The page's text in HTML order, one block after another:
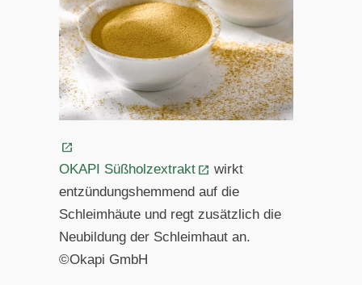
OKAPI Süßholzextrakt
wirkt
entzündungshemmend auf die
Schleimhäute und regt zusätzlich die
Neubildung der Schleimhaut an.
©Okapi GmbH